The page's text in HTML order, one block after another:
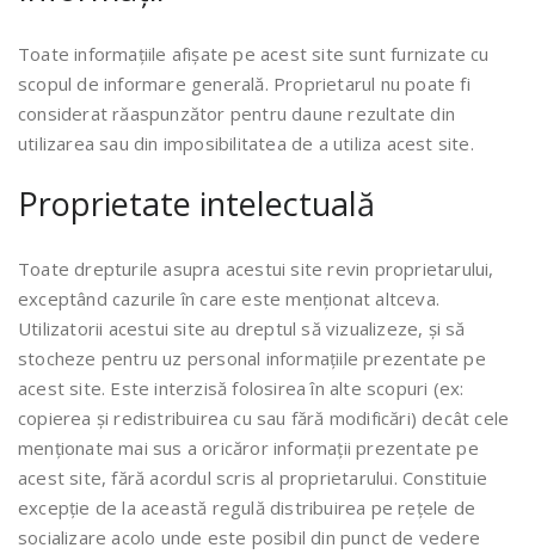
Toate informațiile afișate pe acest site sunt furnizate cu
scopul de informare generală. Proprietarul nu poate fi
considerat răaspunzător pentru daune rezultate din
utilizarea sau din imposibilitatea de a utiliza acest site.
Proprietate intelectuală
Toate drepturile asupra acestui site revin proprietarului,
exceptând cazurile în care este menționat altceva.
Utilizatorii acestui site au dreptul să vizualizeze, și să
stocheze pentru uz personal informațiile prezentate pe
acest site. Este interzisă folosirea în alte scopuri (ex:
copierea și redistribuirea cu sau fără modificări) decât cele
menționate mai sus a oricăror informații prezentate pe
acest site, fără acordul scris al proprietarului. Constituie
excepție de la această regulă distribuirea pe rețele de
socializare acolo unde este posibil din punct de vedere